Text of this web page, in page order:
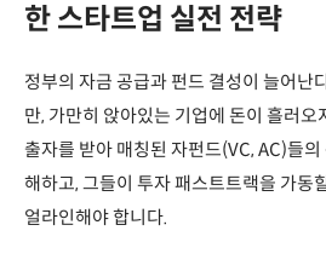
한 스타트업 실전 전략
정부의 자금 공급과 펀드 결성이 늘어난
만, 가만히 앉아있는 기업에 돈이 흘러오
출자를 받아 매칭된 자펀드(VC, AC)들
해하고, 그들이 투자 패스트트랙을 가동
얼라인해야 합니다.